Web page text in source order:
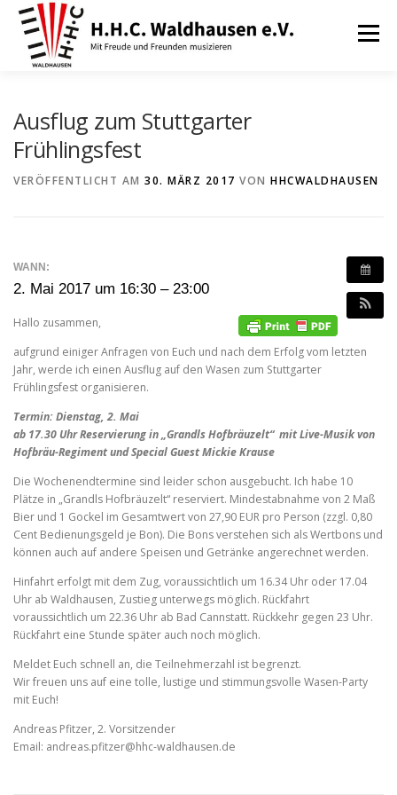
Zum
Inhalt
springen
Menü
ORCHESTER UND ENSEMBLES
Ausflug zum Stuttgarter
Frühlingsfest
VERÖFFENTLICHT AM 30. MÄRZ 2017 VON HHCWALDHAUSEN
WANN:
2. Mai 2017 um 16:30 – 23:00
Hallo zusammen,
aufgrund einiger Anfragen von Euch und nach dem Erfolg vom letzten
Jahr, werde ich einen Ausflug auf den Wasen zum Stuttgarter
Frühlingsfest organisieren.
Termin: Dienstag, 2. Mai
ab 17.30 Uhr Reservierung in „Grandls Hofbräuzelt“ mit Live-Musik von
Hofbräu-Regiment und Special Guest Mickie Krause
Die Wochenendtermine sind leider schon ausgebucht. Ich habe 10
Plätze in „Grandls Hofbräuzelt“ reserviert. Mindestabnahme von 2 Maß
Bier und 1 Gockel im Gesamtwert von 27,90 EUR pro Person (zzgl. 0,80
Cent Bedienungsgeld je Bon). Die Bons verstehen sich als Wertbons und
können auch auf andere Speisen und Getränke angerechnet werden.
Hinfahrt erfolgt mit dem Zug, voraussichtlich um 16.34 Uhr oder 17.04
Uhr ab Waldhausen, Zustieg unterwegs möglich. Rückfahrt
voraussichtlich um 22.36 Uhr ab Bad Cannstatt. Rückkehr gegen 23 Uhr.
Rückfahrt eine Stunde später auch noch möglich.
Meldet Euch schnell an, die Teilnehmerzahl ist begrenzt.
Wir freuen uns auf eine tolle, lustige und stimmungsvolle Wasen-Party
mit Euch!
Andreas Pfitzer, 2. Vorsitzender
Email: andreas.pfitzer@hhc-waldhausen.de